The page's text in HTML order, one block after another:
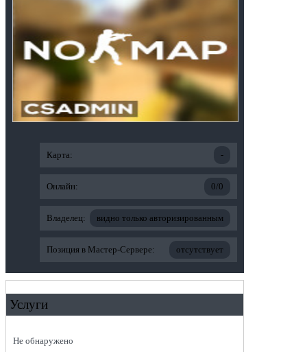
Карта: -
Онлайн: 0/0
Владелец: видно только авторизированным
Позиция в Мастер-Сервере: отсутствует
Услуги
Не обнаружено